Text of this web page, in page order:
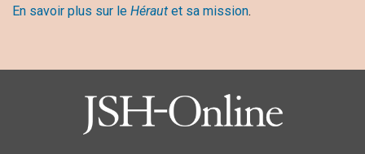
En savoir plus sur le Héraut et sa mission.